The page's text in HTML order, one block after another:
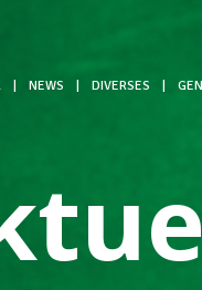
NEWS DIVERSES